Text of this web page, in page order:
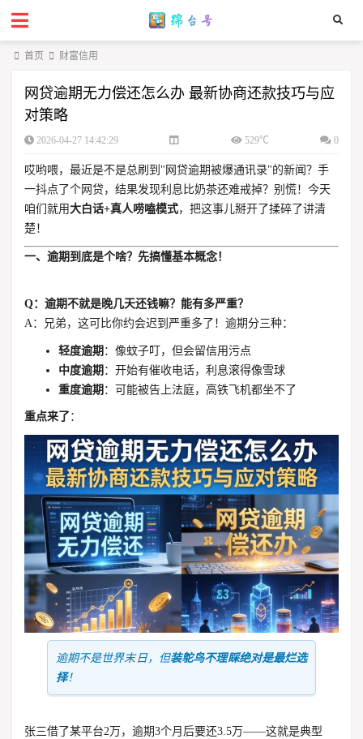
首页 财富信用
网贷逾期无力偿还怎么办 最新协商还款技巧与应
对策略
2026-04-27 14:42:29 529℃ 0
哎哟喂，最近是不是总刷到"网贷逾期被爆通讯录"的新闻？手
一抖点了个网贷，结果发现利息比奶茶还难戒掉？别慌！今天
咱们就用大白话+真人唠嗑模式，把这事儿掰开了揉碎了讲清
楚！
一、逾期到底是个啥？先搞懂基本概念！
Q：逾期不就是晚几天还钱嘛？能有多严重？
A：兄弟，这可比你约会迟到严重多了！逾期分三种：
轻度逾期 ：像蚊子叮，但会留信用污点
中度逾期 ：开始有催收电话，利息滚得像雪球
重度逾期 ：可能被告上法庭，高铁飞机都坐不了
重点来了 ：
逾期不是世界末日，但装鸵鸟不理睬绝对是最烂选
择！
张三借了某平台2万，逾期3个月后要还3.5万——这就是典型